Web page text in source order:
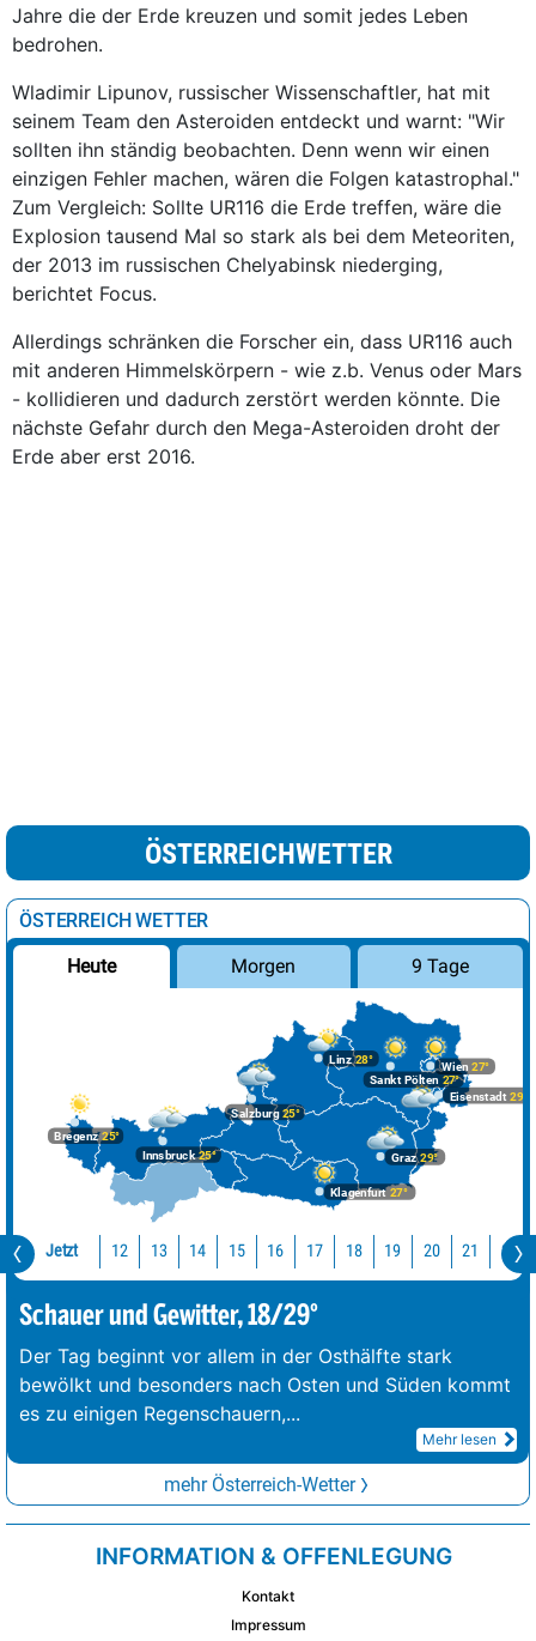
Jahre die der Erde kreuzen und somit jedes Leben
bedrohen.
Wladimir Lipunov, russischer Wissenschaftler, hat mit
seinem Team den Asteroiden entdeckt und warnt: "Wir
sollten ihn ständig beobachten. Denn wenn wir einen
einzigen Fehler machen, wären die Folgen katastrophal."
Zum Vergleich: Sollte UR116 die Erde treffen, wäre die
Explosion tausend Mal so stark als bei dem Meteoriten,
der 2013 im russischen Chelyabinsk niederging,
berichtet Focus.
Allerdings schränken die Forscher ein, dass UR116 auch
mit anderen Himmelskörpern - wie z.b. Venus oder Mars
- kollidieren und dadurch zerstört werden könnte. Die
nächste Gefahr durch den Mega-Asteroiden droht der
Erde aber erst 2016.
ÖSTERREICHWETTER
ÖSTERREICH WETTER
Heute Morgen 9 Tage
Bregenz25°
Graz29°
Innsbruck25°
Klagenfurt 27°
Linz28°
Salzburg25°
Wien 27°
Eisenstadt 29°
Sankt Pölten 27°
Jetzt 12 13 14 15 16 17 18 19 20 21 22
Schauer und Gewitter, 18/29°
Der Tag beginnt vor allem in der Osthälfte stark
bewölkt und besonders nach Osten und Süden kommt
es zu einigen Regenschauern,...
Mehr lesen
mehr Österreich-Wetter
INFORMATION & OFFENLEGUNG
Kontakt
Impressum